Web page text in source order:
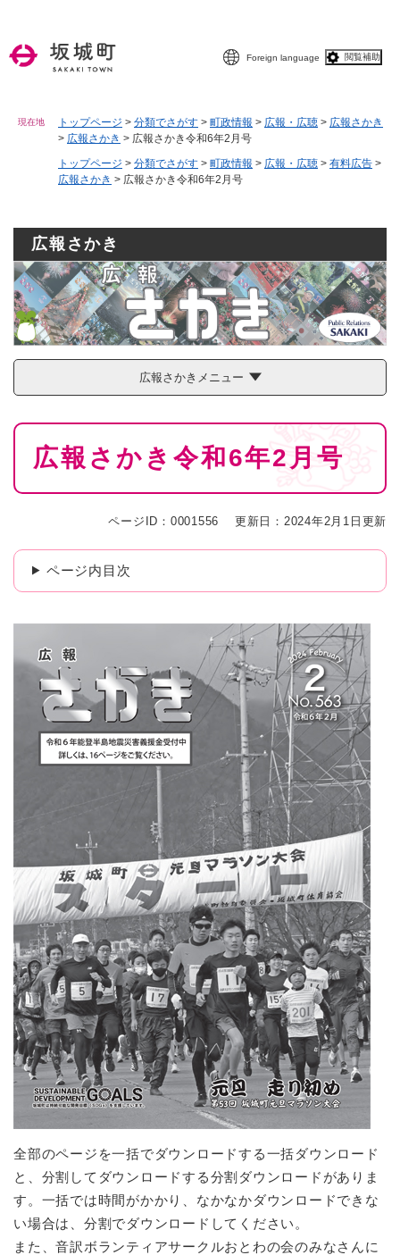
Foreign language 閲覧補助
現在地 トップページ > 分類でさがす > 町政情報 > 広報・広聴 > 広報さかき
> 広報さかき > 広報さかき令和6年2月号
トップページ > 分類でさがす > 町政情報 > 広報・広聴 > 有料広告 >
広報さかき > 広報さかき令和6年2月号
広報さかき
広報さかきメニュー
本
広報さかき令和6年2月号
ページID：0001556 更新日：2024年2月1日更新
ページ内目次
全部のページを一括でダウンロードする一括ダウンロード
と、分割してダウンロードする分割ダウンロードがありま
す。一括では時間がかかり、なかなかダウンロードできな
い場合は、分割でダウンロードしてください。
また、音訳ボランティアサークルおとわの会のみなさんに